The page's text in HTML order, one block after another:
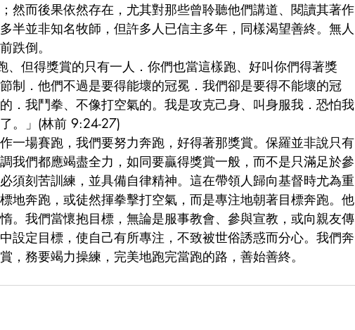
然而後果依然存在，尤其對那些曾聆聽他們講道、閱讀其著作
半並非知名牧師，但許多人已信主多年，同樣渴望善終。無人
跌倒。
但得獎賞的只有一人．你們也當這樣跑、好叫你們得著獎
制．他們不過是要得能壞的冠冕．我們卻是要得不能壞的冠
．我鬥拳、不像打空氣的。我是攻克己身、叫身服我．恐怕我
。」(林前 9:24-27)
場賽跑，我們要努力奔跑，好得著那獎賞。保羅並非說只有
我們都應竭盡全力，如同要贏得獎賞一般，而不是只滿足於參
須刻苦訓練，並具備自律精神。這在帶領人歸向基督時尤為重
地奔跑，或徒然揮拳擊打空氣，而是專注地朝著目標奔跑。他
。我們當懷抱目標，無論是服事教會、參與宣教，或向親友傳
設定目標，使自己有所專注，不致被世俗誘惑而分心。我們奔
，務要竭力操練，完美地跑完當跑的路，善始善終。